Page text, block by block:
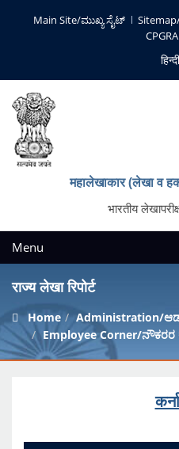
Main Site/ಮುಖ್ಯ ಸೈಟ್
महालेखाकार (लेखा व
भारतीय
Menu
राज्य लेखा रिपोर्ट
Home
Administration/
Employee Corner/ನೌಕರರ